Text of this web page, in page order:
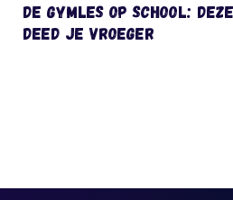
De gymles op school:
deed je vroeger